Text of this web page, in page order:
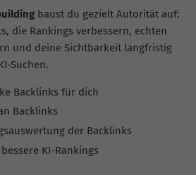
baust du gezielt Autorität auf:
die Rankings verbessern, echten
und deine Sichtbarkeit langfristig
Suchen.
Backlinks für dich
Backlinks
der Backlinks
KI-Rankings